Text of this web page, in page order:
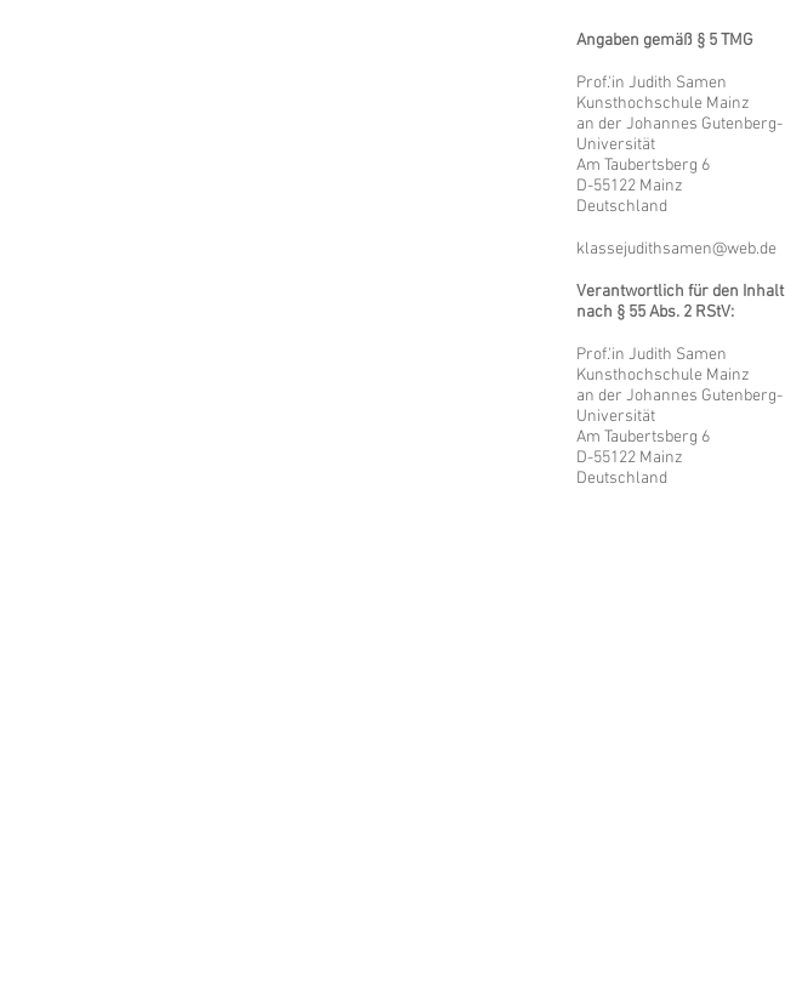
Angaben gemäß § 5 TMG
Prof.'in Judith Samen
Kunsthochschule Mainz
an der Johannes Gutenberg-
Universität
Am Taubertsberg 6
D-55122 Mainz
Deutschland
klassejudithsamen@web.de
Verantwortlich für den Inhalt
nach § 55 Abs. 2 RStV:
Prof.'in Judith Samen
Kunsthochschule Mainz
an der Johannes Gutenberg-
Universität
Am Taubertsberg 6
D-55122 Mainz
Deutschland